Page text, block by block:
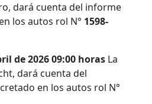
dará cuenta del informe
los autos rol N° 1598-
de 2026 09:00 horas La
dará cuenta del
en los autos rol N°